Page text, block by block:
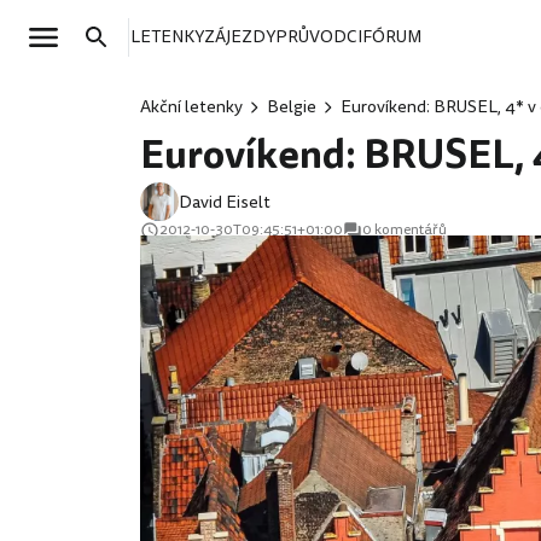
LETENKYZÁJEZDYPRŮVODCIFÓRUM
Akční letenky Belgie Eurovíkend: BRUSEL, 4*
Eurovíkend:
David Eiselt
2012-10-30T09:45:51+01:00 0 komentářů